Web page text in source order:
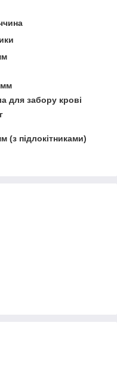
мм
для забору крові
(з підлокітниками)